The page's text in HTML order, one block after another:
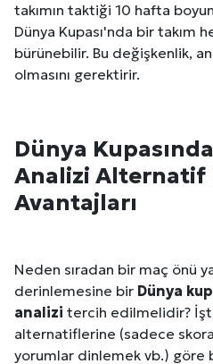
takımın taktiği 10 hafta
Dünya Kupası'nda bir takım
bürünebilir. Bu değişkenlik,
olmasını gerektirir.
Dünya
Analizi Alternatif
Avantajları
Neden sıradan bir maç önü
derinlemesine bir Dünya
analizi tercih edilmelidir?
alternatiflerine (sadece
yorumlar dinlemek vb.) göre